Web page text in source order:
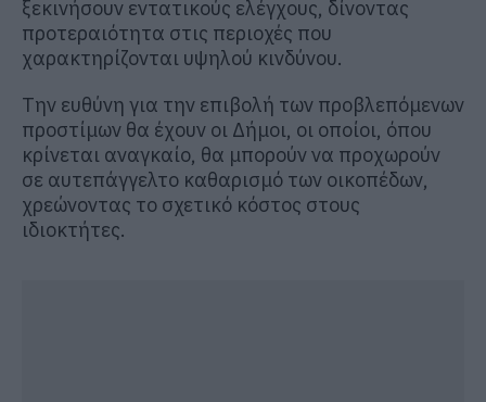
ξεκινήσουν εντατικούς ελέγχους, δίνοντας
προτεραιότητα στις περιοχές που
χαρακτηρίζονται υψηλού κινδύνου.
Την ευθύνη για την επιβολή των προβλεπόμενων
προστίμων θα έχουν οι Δήμοι, οι οποίοι, όπου
κρίνεται αναγκαίο, θα μπορούν να προχωρούν
σε αυτεπάγγελτο καθαρισμό των οικοπέδων,
χρεώνοντας το σχετικό κόστος στους
ιδιοκτήτες.